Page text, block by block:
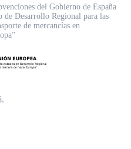
del Gobierno de España
de Desarrollo Regional para las
de mercancías en